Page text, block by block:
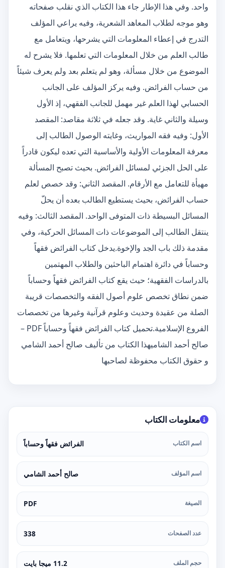
واحد. وفي هذا الإطار جاء هذا الكتاب الذي نقلب صفحاته
وهو موجه لطلاب المعاهد الشعرية، وفيه يراعي المؤلف
التدرج في إعطاء المعلومات التي يشرحها، ويتعامل مع
طالب العلم من خلال المعلومات التي تعلمها. فلا يشرح له
الموضوع من خلال مسألة، وهو لم يتعلم بعد ولم يعرف شيئاً
من حساب الفرائض. وفيه يركز المؤلف على الجانب
الحسابي لهذا العلم غير مهمل للجانب الفقهي، إذ الأول
وسيلة والثاني غاية. وقد جعله في ثلاثة مقاصد: المقصد
الأول: وفيه فقه المواريث، وغايته الوصول الطالب إلى
معرفة المعلومات الأولية والأساسية التي تعده ليكون قادراً
على الحل الجزئي لمسائل الفرائض. بحيث تصبح المسألة
مهيأة للتعامل مع الأرقام. المقصد الثاني: وقد خصص لعلم
حساب الفرائض، بحيث يستطيع الطالب بعده أن يحلّ
المسائل البسيطة ذات المتوفى الواحد. المقصد الثالث: وفيه
ينتقل الطالب إلى الموضوعات ذات المسائل الحركية، وفي
مقدمة ذلك باب الجد والإخوة.يدخل كتاب الفرائض فقهاً
وحساباً في دائرة اهتمام الباحثين والطلاب المهتمين
بالدراسات الفقهية؛ حيث يقع كتاب الفرائض فقهاً وحساباً
ضمن نطاق تخصص علوم أصول الفقه والتخصصات قريبة
الصلة من عقيدة وحديث وعلوم قرآنية وغيرها من تخصصات
الفروع الإسلامية.تحميل كتاب الفرائض فقهاً وحساباً PDF –
صالح أحمد الشاميهذا الكتاب من تأليف صالح أحمد الشامي
و حقوق الكتاب محفوظة لصاحبها
معلومات الكتاب
اسم الكتاب الفرائض فقهاً وحساباً
اسم المؤلف صالح أحمد الشامي
الصيغة PDF
عدد الصفحات 338
حجم الملف 11.2 ميجا بايت